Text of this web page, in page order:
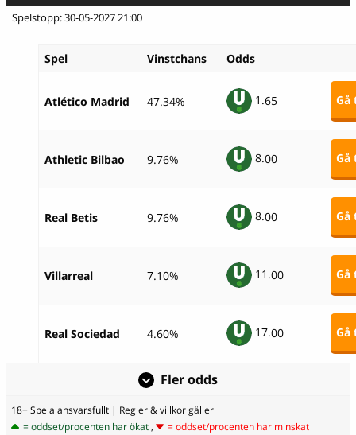
Spelstopp: 30-05-2027 21:00
Spel Vinstchans Odds
Atlético Madrid 47.34% 1.65 Gå
Athletic Bilbao 9.76% 8.00 Gå
Real Betis 9.76% 8.00 Gå
Villarreal 7.10% 11.00 Gå
Real Sociedad 4.60% 17.00 Gå
Fler odds
18+ Spela ansvarsfullt| Regler & villkor gäller
= oddset/procenten har ökat,
= oddset/procenten har minskat